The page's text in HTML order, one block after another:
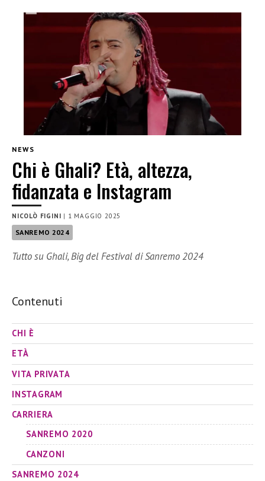
NEWS
Chi è Ghali? Età, altezza,
fidanzata e Instagram
NICOLÒ FIGINI | 1 MAGGIO 2025
SANREMO 2024
Tutto su Ghali, Big del Festival di Sanremo 2024
Contenuti
CHI È
ETÀ
VITA PRIVATA
INSTAGRAM
CARRIERA
SANREMO 2020
CANZONI
SANREMO 2024